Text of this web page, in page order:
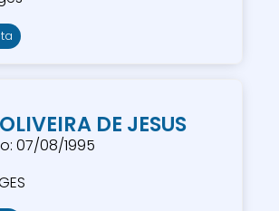
DE JESUS
07/08/1995